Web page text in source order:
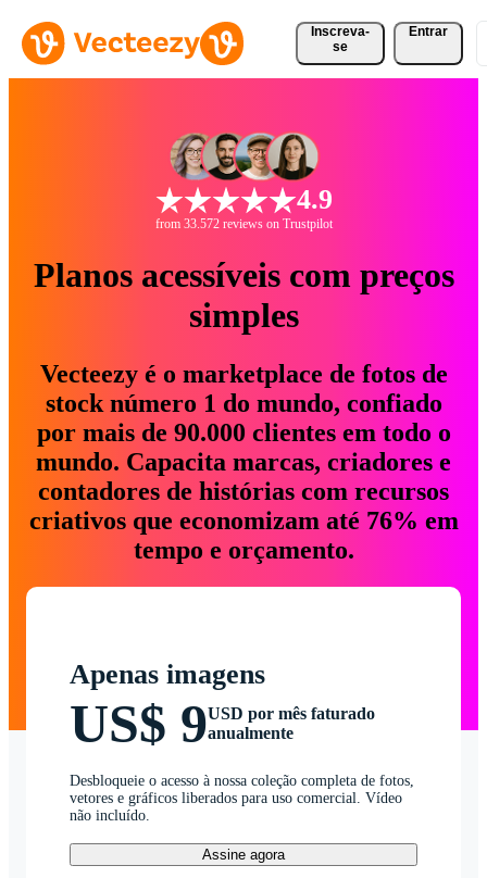
Inscreva-
se
Entrar
4.9
from 33.572 reviews on Trustpilot
Planos acessíveis com preços
simples
Vecteezy é o marketplace de fotos de
stock número 1 do mundo, confiado
por mais de 90.000 clientes em todo o
mundo. Capacita marcas, criadores e
contadores de histórias com recursos
criativos que economizam até 76% em
tempo e orçamento.
Apenas imagens
US$ 9USD por mês faturado
anualmente
Desbloqueie o acesso à nossa coleção completa de fotos,
vetores e gráficos liberados para uso comercial. Vídeo
não incluído.
Assine agora